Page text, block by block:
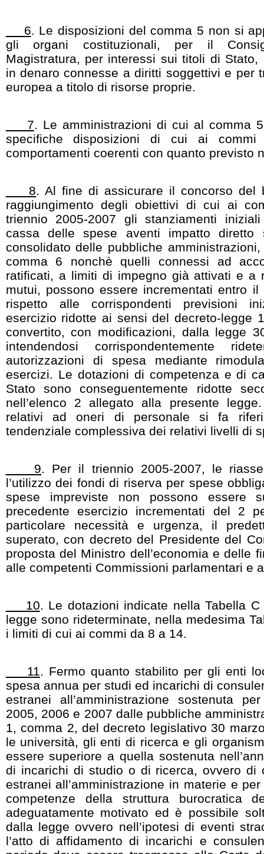
6. Le disposizioni del comma 5 non si
gli organi costituzionali, per il
Magistratura, per interessi sui titoli di
in denaro connesse a diritti soggettivi e per
europea a titolo di risorse proprie.
7. Le amministrazioni di cui al comma
specifiche disposizioni di cui ai commi
comportamenti coerenti con quanto previsto
8. Al fine di assicurare il concorso del
raggiungimento degli obiettivi di cui ai
triennio 2005-2007 gli stanziamenti
cassa delle spese aventi impatto diretto
consolidato delle pubbliche
comma 6 nonchè quelli connessi ad
ratificati, a limiti di impegno già attivati e a
mutui, possono essere incrementati entro
rispetto alle corrispondenti previsioni
esercizio ridotte ai sensi del decreto-legge
convertito, con modificazioni, dalla legge
intendendosi corrispondentemente
autorizzazioni di spesa mediante
esercizi. Le dotazioni di competenza e di
Stato sono conseguentemente ridotte
nell’elenco 2 allegato alla presente
relativi ad oneri di personale si fa
tendenziale complessiva dei relativi livelli di
9. Per il triennio 2005-2007, le
l’utilizzo dei fondi di riserva per spese
spese impreviste non possono essere
precedente esercizio incrementati del 2
particolare necessità e urgenza, il
superato, con decreto del Presidente del
proposta del Ministro dell’economia e delle
alle competenti Commissioni parlamentari e
10. Le dotazioni indicate nella Tabella
legge sono rideterminate, nella medesima
i limiti di cui ai commi da 8 a 14.
11. Fermo quanto stabilito per gli enti
spesa annua per studi ed incarichi di
estranei all’amministrazione sostenuta
2005, 2006 e 2007 dalle pubbliche
1, comma 2, del decreto legislativo 30
le università, gli enti di ricerca e gli
essere superiore a quella sostenuta
di incarichi di studio o di ricerca, ovvero di
estranei all’amministrazione in materie e
competenze della struttura burocratica
adeguatamente motivato ed è possibile
dalla legge ovvero nell’ipotesi di eventi
l’atto di affidamento di incarichi e